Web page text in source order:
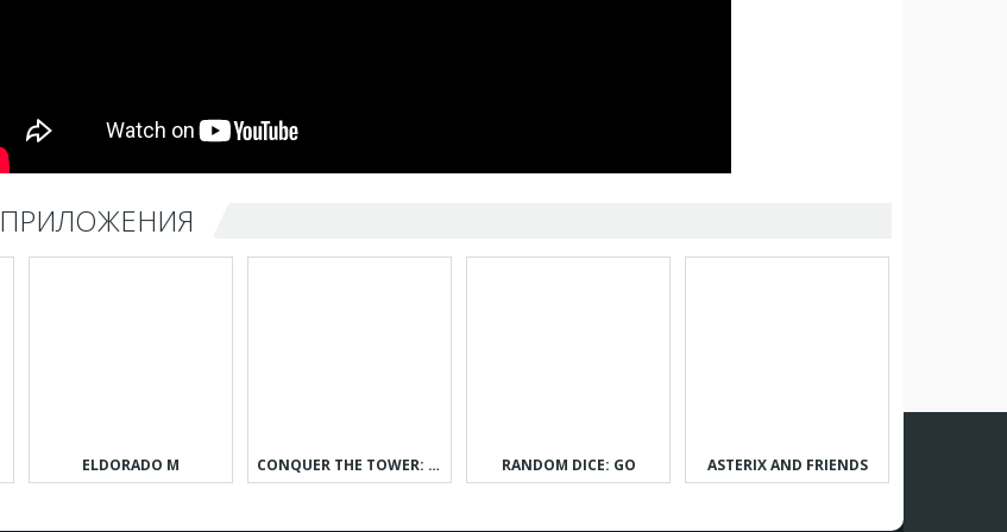
ELDORADO M CONQUER THE TOWER: TAKEOVER RANDOM DICE: GO ASTERIX AND FRIENDS